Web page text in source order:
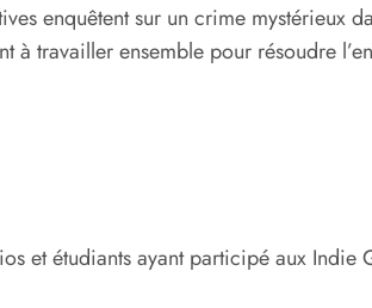
enquêtent sur ​​un crime mystérieux
à travailler ensemble pour résoudre
et étudiants ayant participé aux